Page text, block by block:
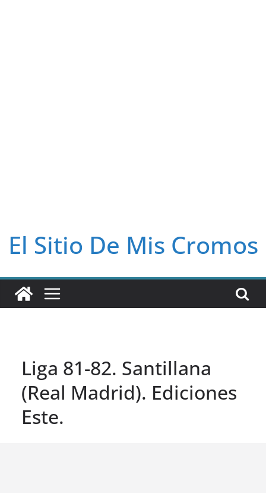
El Sitio De Mis Cromos
Liga 81-82. Santillana
(Real Madrid). Ediciones
Este.